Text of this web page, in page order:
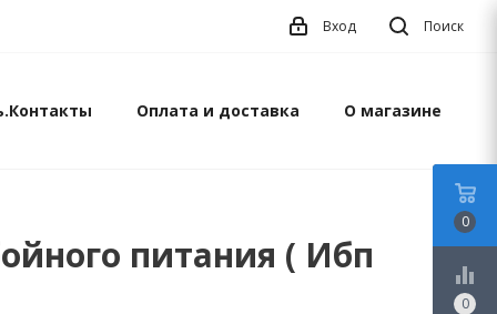
Вход Поиск
Оплата и доставка О магазине
0
equalizer
0
питания ( Ибп